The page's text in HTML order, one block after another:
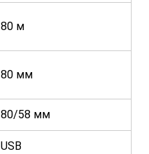
80 м
80 мм
80/58 мм
USB